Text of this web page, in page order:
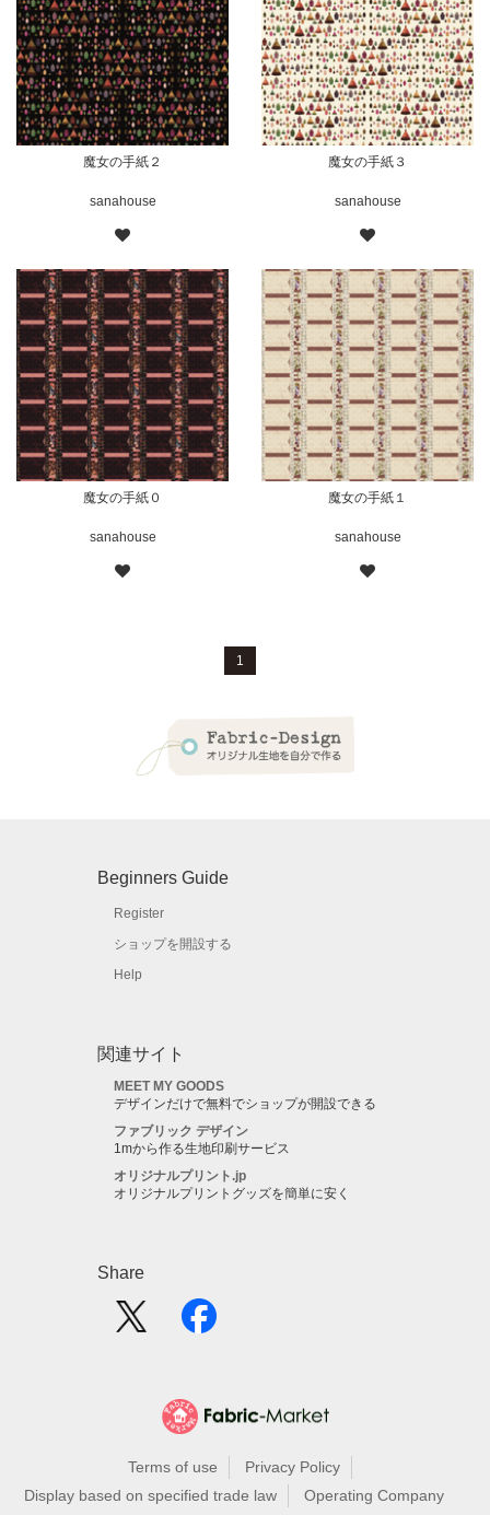
魔女の手紙２
sanahouse
魔女の手紙３
sanahouse
魔女の手紙０
sanahouse
魔女の手紙１
sanahouse
1
Beginners Guide
Register
ショップを開設する
Help
関連サイト
MEET MY GOODS
デザインだけで無料でショップが開設できる
ファブリック デザイン
1mから作る生地印刷サービス
オリジナルプリント.jp
オリジナルプリントグッズを簡単に安く
Share
Terms of use
Privacy Policy
Display based on specified trade law
Operating Company